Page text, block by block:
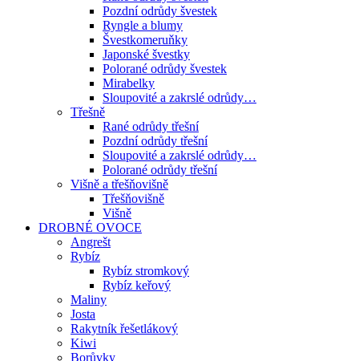
Pozdní odrůdy švestek
Ryngle a blumy
Švestkomeruňky
Japonské švestky
Polorané odrůdy švestek
Mirabelky
Sloupovité a zakrslé odrůdy…
Třešně
Rané odrůdy třešní
Pozdní odrůdy třešní
Sloupovité a zakrslé odrůdy…
Polorané odrůdy třešní
Višně a třešňovišně
Třešňovišně
Višně
DROBNÉ OVOCE
Angrešt
Rybíz
Rybíz stromkový
Rybíz keřový
Maliny
Josta
Rakytník řešetlákový
Kiwi
Borůvky